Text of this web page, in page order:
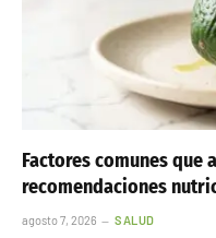
Factores comunes
recomendaciones
agosto 7, 2026 SALUD